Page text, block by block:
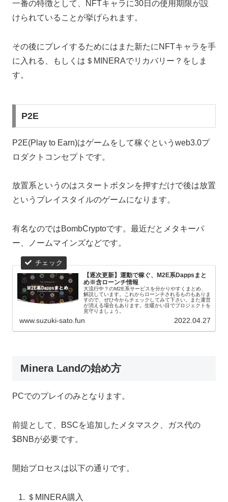
一番の特徴として、NFTキャラに30日の使用期限が設
けられていることが挙げられます。
その後にプレイするためにはまた新たにNFTキャラを手
に入れる、もしくは＄MINERAでリカバリー？をしま
す。
P2E
P2E(Play to Earn)はゲームをして稼ぐというweb3.0プ
ロダクトコンセプトです。
放置系というのはスタートボタンを押すだけで後は放置
というプレイスタイルのゲームになります。
有名なのではBombCryptoです。最近だとメタキーパ
ー、ノームマインズなどです。
【逐次更新】運動で稼ぐ、M2E系Dappsまと
め※含ローンチ情報
大流行中？のM2E系サービスを分かりやすくまとめ、
解説しています。これからローンチされるものもありま
すので、ぜひ今からチェックしてみて下さい。また運営
が消える場合もあります。生暖かい目でプロジェクトを
見守りましょう。
www.suzuki-sato.fun 2022.04.27
Minera Landの始め方
PCでのプレイのみとなります。
前提として、BSCを追加したメタマスク、ガス代の
$BNBが必要です。
開始プロセスは以下の通りです。
＄MINERA購入